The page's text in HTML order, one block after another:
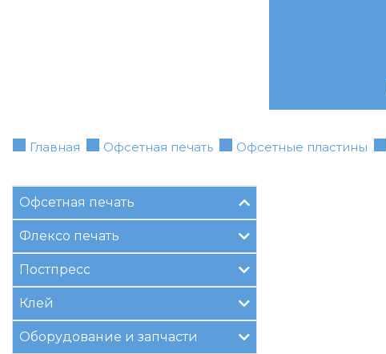
Главная Офсетная печать Офсетные пластины
Офсетная печать
Флексо печать
Постпресс
Клей
Оборудование и запчасти